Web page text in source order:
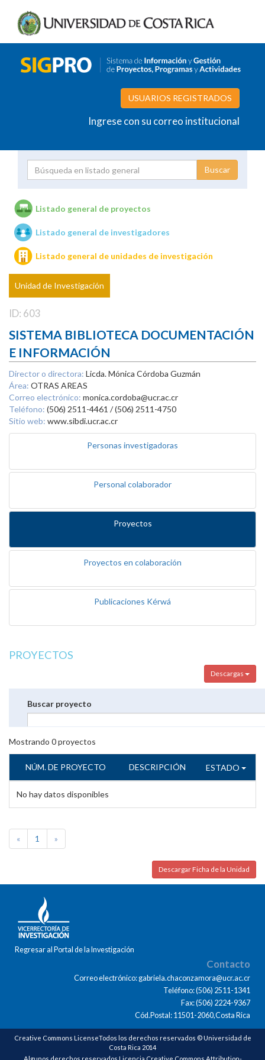
USUARIOS REGISTRADOS
Ingrese con su correo institucional
Unidades de investigación
Listado general de proyectos
Listado general de investigadores
Listado general de unidades de investigación
Unidad de Investigación
ID: 603
SISTEMA BIBLIOTECA DOCUMENTACIÓN
E INFORMACIÓN
Director o directora: Licda. Mónica Córdoba Guzmán
Área: OTRAS AREAS
Correo electrónico: monica.cordoba@ucr.ac.cr
Teléfono: (506) 2511-4461 / (506) 2511-4750
Sitio web: www.sibdi.ucr.ac.cr
Personas investigadoras
Personal colaborador
Proyectos
Proyectos en colaboración
Publicaciones Kérwá
PROYECTOS
Descargas
Buscar proyecto
Mostrando 0proyectos
NÚM. DE PROYECTO DESCRIPCIÓN ESTADO
No hay datos disponibles
« 1 »
Descargar Ficha de la Unidad
Regresar al Portal de la Investigación
Contacto
Correo electrónico: gabriela.chaconzamora@ucr.ac.cr
Teléfono: (506) 2511-1341
Fax: (506) 2224-9367
Cód.Postal: 11501-2060,Costa Rica
Creative Commons LicenseTodos los derechos reservados © Universidad de
Costa Rica 2014